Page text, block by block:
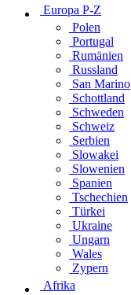
Europa P-Z
Polen
Portugal
Rumänien
Russland
San Marino
Schottland
Schweden
Schweiz
Serbien
Slowakei
Slowenien
Spanien
Tschechien
Türkei
Ukraine
Ungarn
Wales
Zypern
Afrika